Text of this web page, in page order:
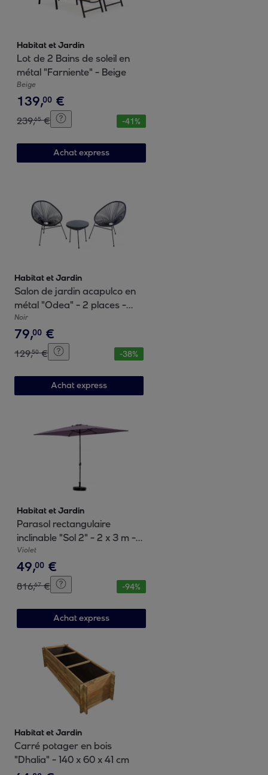
Habitat et Jardin
Lot de 2 Bains de soleil en
métal "Farniente" - Beige
Beige
139,00 €
239,65 € -41%
Achat express
Habitat et Jardin
Salon de jardin acapulco en
métal "Odea" - 2 places -
Noir
Noir
79,00 €
129,50 € -38%
Achat express
Habitat et Jardin
Parasol rectangulaire
inclinable "Sol 2" - 2 x 3 m -
Violet
Violet
49,00 €
816,67 € -94%
Achat express
Habitat et Jardin
Carré potager en bois
"Dhalia" - 140 x 60 x 41 cm